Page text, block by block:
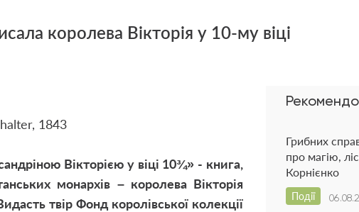
королева Вікторія у 10-му віці
1843
Вікторією у віці 10¾» - книга,
монархів – королева Вікторія
твір Фонд королівської колекції
Грибних
про магію,
Корнієнко
Події